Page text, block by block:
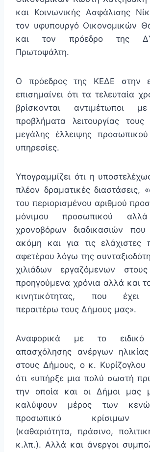
και Κοινωνικής Ασφάλισης
τον υφυπουργό Οικονομικών
και τον πρόεδρο της
Πρωτοψάλτη.
Ο πρόεδρος της ΚΕΔΕ στην
επισημαίνει ότι τα τελευταία
βρίσκονται αντιμέτωποι
προβλήματα λειτουργίας τους
μεγάλης έλλειψης
υπηρεσίες.
Υπογραμμίζει ότι η
πλέον δραματικές διαστάσεις,
του περιορισμένου αριθμού
μόνιμου προσωπικού
χρονοβόρων διαδικασιών που
ακόμη και για τις ελάχιστες
αφετέρου λόγω της
χιλιάδων εργαζόμενων
προηγούμενα χρόνια αλλά και
κινητικότητας, που έχει
περαιτέρω τους Δήμους μας».
Αναφορικά με το ειδικό
απασχόλησης ανέργων
στους Δήμους, ο κ. Κυρίζογλου
ότι «υπήρξε μια πολύ σωστή
την οποία και οι Δήμοι μας
καλύψουν μέρος των
προσωπικό κρίσιμων
(καθαριότητα, πράσινο,
κ.λπ.). Αλλά και άνεργοι